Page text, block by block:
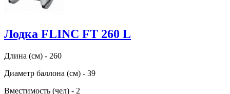
Лодка FLINC FT 260 L
Длина (см) - 260
Диаметр баллона (см) - 39
Вместимость (чел) - 2